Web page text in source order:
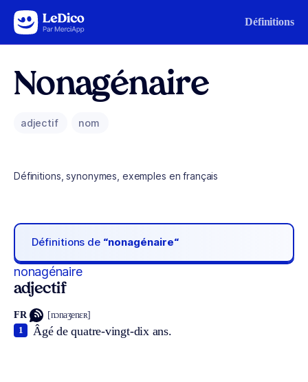
Aller au contenu Définitions
Nonagénaire
adjectif nom
Définitions, synonymes, exemples en français
Définitions de “nonagénaire“
nonagénaire
adjectif
FR [nɔnaʒenɛʀ]
Âgé de quatre-vingt-dix ans.
1